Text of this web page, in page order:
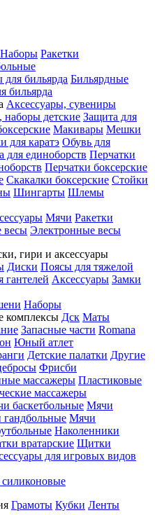
Наборы Ракетки
для бильярда Бильярдные
бильярда
Аксессуары, сувениры
детские Защита для
Макивары Мешки
для каратэ Обувь для
для единоборств Перчатки
Перчатки боксерские
Скакалки боксерские Стойки
Шингарты Шлемы
Мячи Ракетки
весы Электронные весы
гири и аксессуары
Диски Поясы для тяжелой
гантелей Аксессуары Замки
Наборы
комплексы Дск Маты
Запасные части Romana
Юный атлет
Детские палатки Другие
Фрисби
массажеры Пластиковые
массажеры
баскетбольные Мячи
Мячи
Наколенники
вратарские Щитки
для игровых видов
Грамоты Кубки Ленты